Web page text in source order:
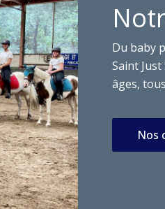
Du baby
Saint
âges,
Nos